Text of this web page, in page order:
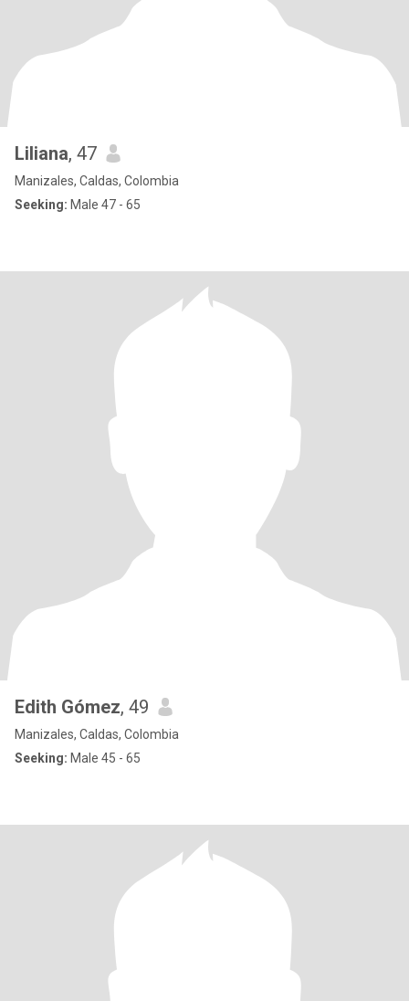
Liliana, 47
Manizales, Caldas, Colombia
Seeking: Male 47 - 65
Edith Gómez, 49
Manizales, Caldas, Colombia
Seeking: Male 45 - 65